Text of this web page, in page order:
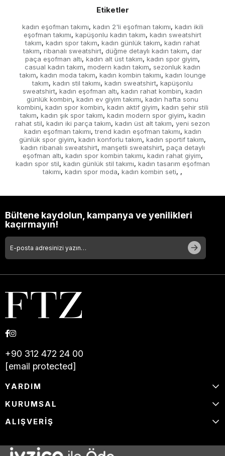
Etiketler
kadın eşofman takımı, kadın 2'li eşofman takımı, kadın ikili
eşofman takımı, kapüşonlu kadın takım, kadın sweatshirt
takım, kadın spor takım, kadın günlük takım, kadın rahat
takım, ribanalı sweatshirt, düğme detaylı kadın takım, dar
paça eşofman altı, kadın alt üst takım, kadın spor giyim,
casual kadın takım, modern kadın takım, sezonluk kadın
takım, kadın moda takım, kadın kombin takımı, kadın lounge
takım, kadın stil takımı, kadın sweatshirt, kapüşonlu
sweatshirt, kadın eşofman altı, kadın rahat kombin, kadın
günlük kombin, kadın ev giyim takımı, kadın hafta sonu
kombini, kadın spor kombin, kadın aktif giyim, kadın şehir stili
takım, kadın şık spor takım, kadın modern spor giyim, kadın
rahat stil, kadın iki parça takım, kadın üst alt takım, yeni sezon
kadın eşofman takımı, trend kadın eşofman takımı, kadın
günlük spor giyim, kadın konforlu takım, kadın sportif takım,
kadın ribanalı sweatshirt, manşetli sweatshirt, paça detaylı
eşofman altı, kadın spor kombin takımı, kadın rahat giyim,
kadın spor stil, kadın günlük stil takımı, kadın tasarım eşofman
takımı, kadın spor moda, kadın kombin seti, ,
Bültene kaydolun, kampanya ve yenilikleri
kaçırmayın!
+90 312 472 24 00
[email protected]
YARDIM
KURUMSAL
ALIŞVERİŞ